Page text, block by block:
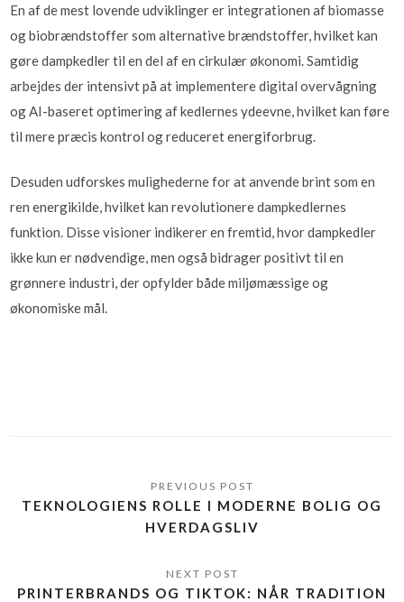
En af de mest lovende udviklinger er integrationen af biomasse
og biobrændstoffer som alternative brændstoffer, hvilket kan
gøre dampkedler til en del af en cirkulær økonomi. Samtidig
arbejdes der intensivt på at implementere digital overvågning
og AI-baseret optimering af kedlernes ydeevne, hvilket kan føre
til mere præcis kontrol og reduceret energiforbrug.
Desuden udforskes mulighederne for at anvende brint som en
ren energikilde, hvilket kan revolutionere dampkedlernes
funktion. Disse visioner indikerer en fremtid, hvor dampkedler
ikke kun er nødvendige, men også bidrager positivt til en
grønnere industri, der opfylder både miljømæssige og
økonomiske mål.
TEKNOLOGIENS ROLLE I MODERNE BOLIG OG
HVERDAGSLIV
PRINTERBRANDS OG TIKTOK: NÅR TRADITION